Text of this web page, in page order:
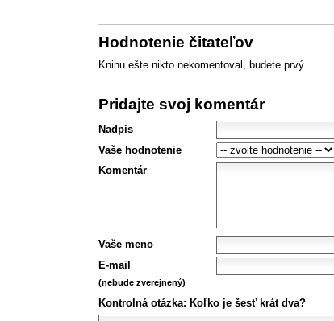
Hodnotenie čitateľov
Knihu ešte nikto nekomentoval, budete prvý.
Pridajte svoj komentár
Nadpis
Vaše hodnotenie
Komentár
Vaše meno
E-mail
(nebude zverejnený)
Kontrolná otázka: Koľko je šesť krát dva?